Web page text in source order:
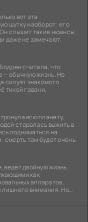
вот эта
шутку наоборот: его
слышит такие нюансы
даже не замечают.
считала, что
— обычную жизнь. Но
силуэт знакомого
тихой гавани,
всю планету,
старалась выжить в
подниматься на
смерть там будет очень
ведет двойную жизнь.
как
аппаратов,
лишнего внимания. Но